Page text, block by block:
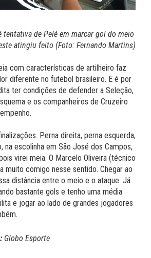
tentativa de Pelé em marcar gol do meio
atingiu feito (Foto: Fernando Martins)
com características de artilheiro faz
diferente no futebol brasileiro. E é por
ter condições de defender a Seleção,
e os companheiros de Cruzeiro
Perna direita, perna esquerda,
na escolinha em São José dos Campos,
virei meia. O Marcelo Oliveira (técnico
muito comigo nesse sentido. Chegar ao
distância entre o meio e o ataque. Já
bastante gols e tenho uma média
e jogar ao lado de grandes jogadores
Globo Esporte